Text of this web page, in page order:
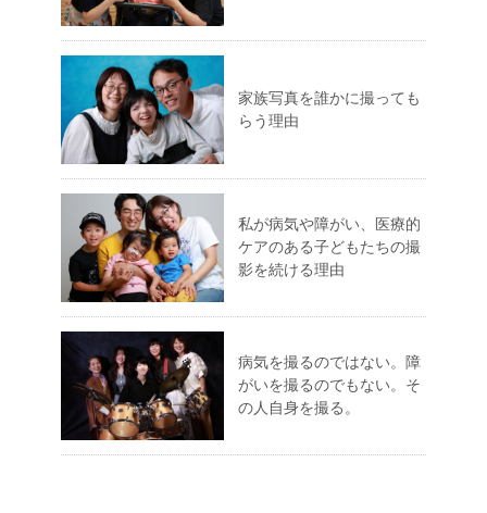
家族写真を誰かに撮っても
らう理由
私が病気や障がい、医療的
ケアのある子どもたちの撮
影を続ける理由
病気を撮るのではない。障
がいを撮るのでもない。そ
の人自身を撮る。